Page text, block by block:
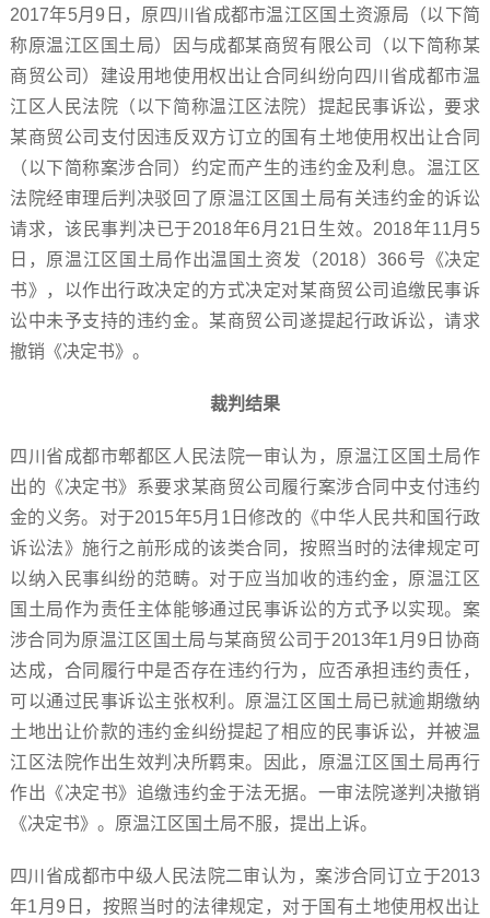
2017年5月9日，原四川省成都市温江区国土资源局（以下简
称原温江区国土局）因与成都某商贸有限公司（以下简称某
商贸公司）建设用地使用权出让合同纠纷向四川省成都市温
江区人民法院（以下简称温江区法院）提起民事诉讼，要求
某商贸公司支付因违反双方订立的国有土地使用权出让合同
（以下简称案涉合同）约定而产生的违约金及利息。温江区
法院经审理后判决驳回了原温江区国土局有关违约金的诉讼
请求，该民事判决已于2018年6月21日生效。2018年11月5
日，原温江区国土局作出温国土资发（2018）366号《决定
书》，以作出行政决定的方式决定对某商贸公司追缴民事诉
讼中未予支持的违约金。某商贸公司遂提起行政诉讼，请求
撤销《决定书》。
裁判结果
四川省成都市郫都区人民法院一审认为，原温江区国土局作
出的《决定书》系要求某商贸公司履行案涉合同中支付违约
金的义务。对于2015年5月1日修改的《中华人民共和国行政
诉讼法》施行之前形成的该类合同，按照当时的法律规定可
以纳入民事纠纷的范畴。对于应当加收的违约金，原温江区
国土局作为责任主体能够通过民事诉讼的方式予以实现。案
涉合同为原温江区国土局与某商贸公司于2013年1月9日协商
达成，合同履行中是否存在违约行为，应否承担违约责任，
可以通过民事诉讼主张权利。原温江区国土局已就逾期缴纳
土地出让价款的违约金纠纷提起了相应的民事诉讼，并被温
江区法院作出生效判决所羁束。因此，原温江区国土局再行
作出《决定书》追缴违约金于法无据。一审法院遂判决撤销
《决定书》。原温江区国土局不服，提出上诉。
四川省成都市中级人民法院二审认为，案涉合同订立于2013
年1月9日，按照当时的法律规定，对于国有土地使用权出让